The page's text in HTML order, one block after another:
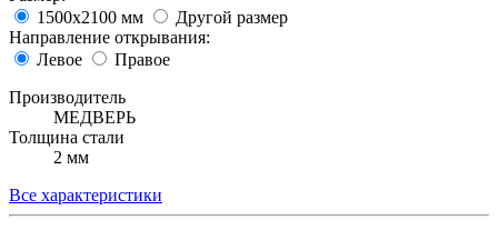
1500х2100 мм
Другой размер
Направление открывания:
Левое
Правое
Производитель
МЕДВЕРЬ
Толщина стали
2 мм
Все характеристики